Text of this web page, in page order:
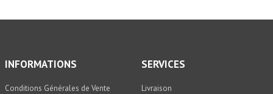
INFORMATIONS
Conditions Générales de Vente
SERVICES
Livraison